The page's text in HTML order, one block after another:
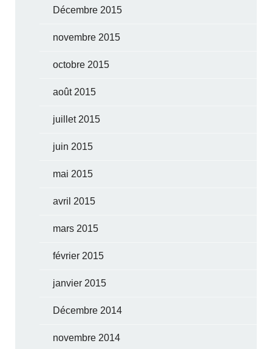
Décembre 2015
novembre 2015
octobre 2015
août 2015
juillet 2015
juin 2015
mai 2015
avril 2015
mars 2015
février 2015
janvier 2015
Décembre 2014
novembre 2014